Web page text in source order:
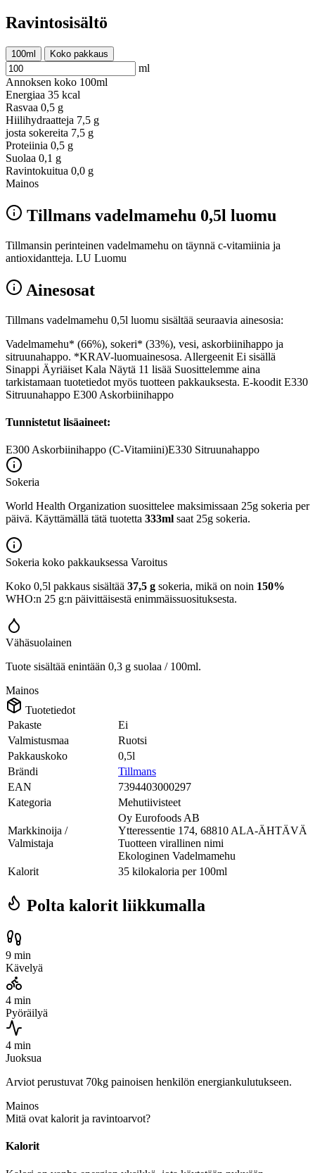
Ravintosisältö
100ml Koko pakkaus
ml
Annoksen koko 100ml
Energiaa 35 kcal
Rasvaa 0,5 g
Hiilihydraatteja 7,5 g
josta sokereita 7,5 g
Proteiinia 0,5 g
Suolaa 0,1 g
Ravintokuitua 0,0 g
Mainos
Tillmans vadelmamehu 0,5l luomu
Tillmansin perinteinen vadelmamehu on täynnä c-vitamiinia ja
antioxidantteja. LU Luomu
Ainesosat
Tillmans vadelmamehu 0,5l luomu sisältää seuraavia ainesosia:
Vadelmamehu* (66%), sokeri* (33%), vesi, askorbiinihappo ja
sitruunahappo. *KRAV-luomuainesosa. Allergeenit Ei sisällä
Sinappi Äyriäiset Kala Näytä 11 lisää Suosittelemme aina
tarkistamaan tuotetiedot myös tuotteen pakkauksesta. E-koodit E330
Sitruunahappo E300 Askorbiinihappo
Tunnistetut lisäaineet:
E300 Askorbiinihappo (C-Vitamiini)E330 Sitruunahappo
Sokeria
World Health Organization suosittelee maksimissaan 25g sokeria per
päivä. Käyttämällä tätä tuotetta 333ml saat 25g sokeria.
Sokeria koko pakkauksessa Varoitus
Koko 0,5l pakkaus sisältää 37,5 g sokeria, mikä on noin 150%
WHO:n 25 g:n päivittäisestä enimmäissuosituksesta.
Vähäsuolainen
Tuote sisältää enintään 0,3 g suolaa / 100ml.
Mainos
Tuotetiedot
Pakaste
Ei
Valmistusmaa
Ruotsi
Pakkauskoko
0,5l
Brändi
Tillmans
EAN
7394403000297
Kategoria
Mehutiivisteet
Markkinoija /
Valmistaja
Oy Eurofoods AB
Ytteressentie 174, 68810 ALA-ÄHTÄVÄ
Tuotteen virallinen nimi
Ekologinen Vadelmamehu
Kalorit
35 kilokaloria per 100ml
Polta kalorit liikkumalla
9 min
Kävelyä
4 min
Pyöräilyä
4 min
Juoksua
Arviot perustuvat 70kg painoisen henkilön energiankulutukseen.
Mainos
Mitä ovat kalorit ja ravintoarvot?
Kalorit